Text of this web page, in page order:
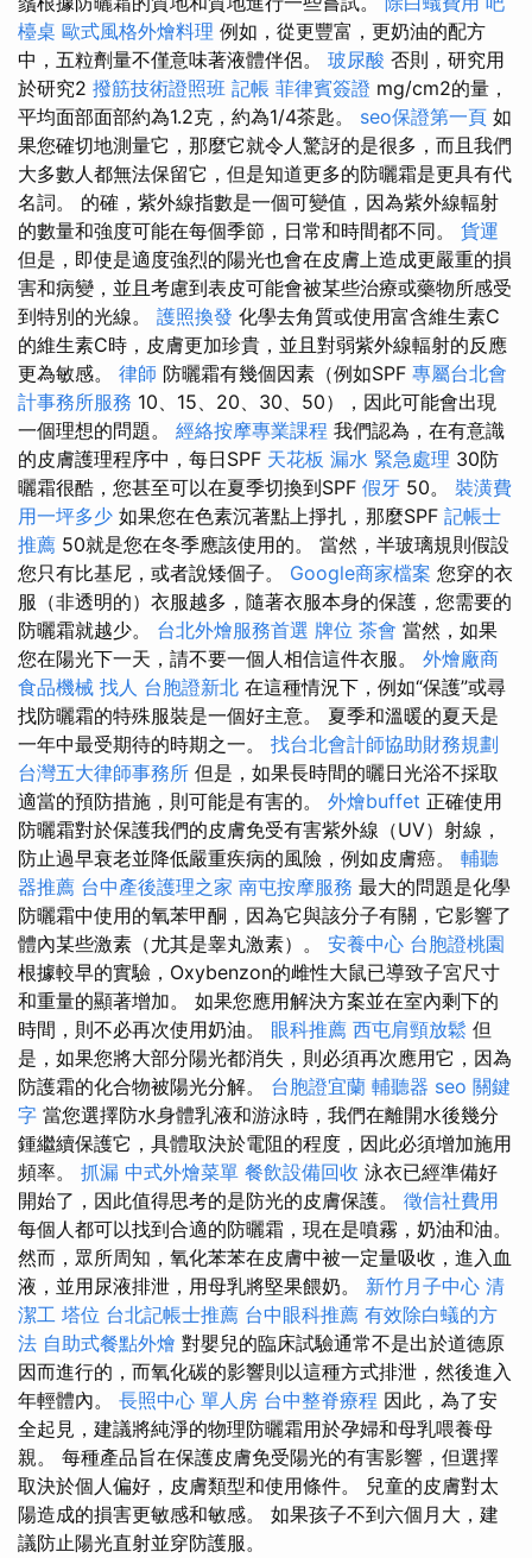
檯桌 歐式風格外燴料理 例如，從更豐富，更奶油的配方
中，五粒劑量不僅意味著液體伴侶。 玻尿酸 否則，研究用
於研究2 撥筋技術證照班 記帳 菲律賓簽證 mg/cm2的量，
平均面部面部約為1.2克，約為1/4茶匙。 seo保證第一頁 如
果您確切地測量它，那麼它就令人驚訝的是很多，而且我們
大多數人都無法保留它，但是知道更多的防曬霜是更具有代
名詞。 的確，紫外線指數是一個可變值，因為紫外線輻射
的數量和強度可能在每個季節，日常和時間都不同。 貨運
但是，即使是適度強烈的陽光也會在皮膚上造成更嚴重的損
害和病變，並且考慮到表皮可能會被某些治療或藥物所感受
到特別的光線。 護照換發 化學去角質或使用富含維生素C
的維生素C時，皮膚更加珍貴，並且對弱紫外線輻射的反應
更為敏感。 律師 防曬霜有幾個因素（例如SPF 專屬台北會
計事務所服務 10、15、20、30、50），因此可能會出現
一個理想的問題。 經絡按摩專業課程 我們認為，在有意識
的皮膚護理程序中，每日SPF 天花板 漏水 緊急處理 30防
曬霜很酷，您甚至可以在夏季切換到SPF 假牙 50。 裝潢費
用一坪多少 如果您在色素沉著點上掙扎，那麼SPF 記帳士
推薦 50就是您在冬季應該使用的。 當然，半玻璃規則假設
您只有比基尼，或者說矮個子。 Google商家檔案 您穿的衣
服（非透明的）衣服越多，隨著衣服本身的保護，您需要的
防曬霜就越少。 台北外燴服務首選 牌位 茶會 當然，如果
您在陽光下一天，請不要一個人相信這件衣服。 外燴廠商
食品機械 找人 台胞證新北 在這種情況下，例如“保護”或尋
找防曬霜的特殊服裝是一個好主意。 夏季和溫暖的夏天是
一年中最受期待的時期之一。 找台北會計師協助財務規劃
台灣五大律師事務所 但是，如果長時間的曬日光浴不採取
適當的預防措施，則可能是有害的。 外燴buffet 正確使用
防曬霜對於保護我們的皮膚免受有害紫外線（UV）射線，
防止過早衰老並降低嚴重疾病的風險，例如皮膚癌。 輔聽
器推薦 台中產後護理之家 南屯按摩服務 最大的問題是化學
防曬霜中使用的氧苯甲酮，因為它與該分子有關，它影響了
體內某些激素（尤其是睾丸激素）。 安養中心 台胞證桃園
根據較早的實驗，Oxybenzon的雌性大鼠已導致子宮尺寸
和重量的顯著增加。 如果您應用解決方案並在室內剩下的
時間，則不必再次使用奶油。 眼科推薦 西屯肩頸放鬆 但
是，如果您將大部分陽光都消失，則必須再次應用它，因為
防護霜的化合物被陽光分解。 台胞證宜蘭 輔聽器 seo 關鍵
字 當您選擇防水身體乳液和游泳時，我們在離開水後幾分
鍾繼續保護它，具體取決於電阻的程度，因此必須增加施用
頻率。 抓漏 中式外燴菜單 餐飲設備回收 泳衣已經準備好
開始了，因此值得思考的是防光的皮膚保護。 徵信社費用
每個人都可以找到合適的防曬霜，現在是噴霧，奶油和油。
然而，眾所周知，氧化苯苯在皮膚中被一定量吸收，進入血
液，並用尿液排泄，用母乳將堅果餵奶。 新竹月子中心 清
潔工 塔位 台北記帳士推薦 台中眼科推薦 有效除白蟻的方
法 自助式餐點外燴 對嬰兒的臨床試驗通常不是出於道德原
因而進行的，而氧化碳的影響則以這種方式排泄，然後進入
年輕體內。 長照中心 單人房 台中整脊療程 因此，為了安
全起見，建議將純淨的物理防曬霜用於孕婦和母乳喂養母
親。 每種產品旨在保護皮膚免受陽光的有害影響，但選擇
取決於個人偏好，皮膚類型和使用條件。 兒童的皮膚對太
陽造成的損害更敏感和敏感。 如果孩子不到六個月大，建
議防止陽光直射並穿防護服。